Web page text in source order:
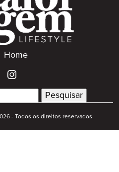
Home
- Todos os direitos reservados